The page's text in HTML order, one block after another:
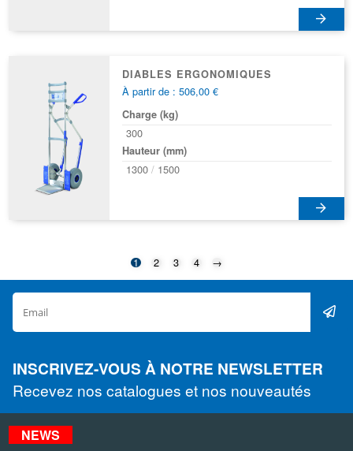
DIABLES ERGONOMIQUES
À partir de : 506,00 €
Charge (kg)
300
Hauteur (mm)
1300 1500
1 2 3 4 →
INSCRIVEZ-VOUS À NOTRE NEWSLETTER
Recevez nos catalogues et nos nouveautés
NEWS